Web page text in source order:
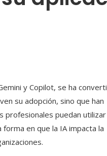
y Copilot, se ha
su adopción, sino que han
profesionales puedan
en que la IA impacta la